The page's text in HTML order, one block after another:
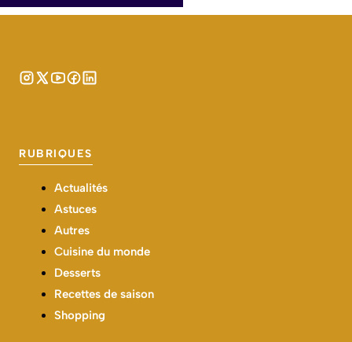
RUBRIQUES
Actualités
Astuces
Autres
Cuisine du monde
Desserts
Recettes de saison
Shopping